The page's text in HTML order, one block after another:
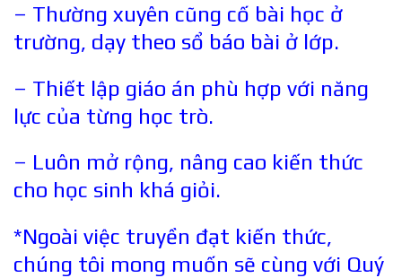
– Thường xuyên cũng cố bài học ở
trường, dạy theo sổ báo bài ở lớp.
– Thiết lập giáo án phù hợp với năng
lực của từng học trò.
– Luôn mở rộng, nâng cao kiến thức
cho học sinh khá giỏi.
*Ngoài việc truyền đạt kiến thức,
chúng tôi mong muốn sẽ cùng với Quý